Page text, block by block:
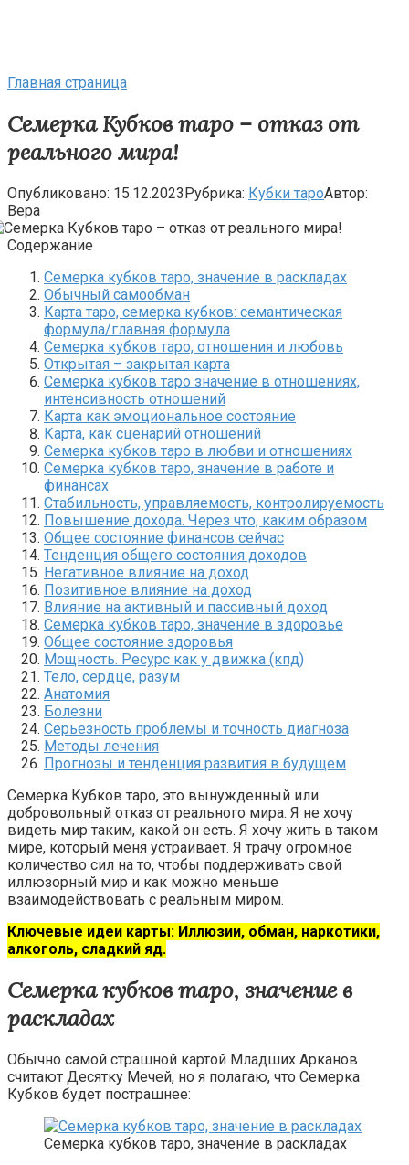
Главная страница
Семерка Кубков таро – отказ от
реального мира!
Опубликовано: 15.12.2023Рубрика: Кубки тароАвтор:
Вера
Содержание
Cемерка кубков таро, значение в раскладах
Обычный самообман
Карта таро, семерка кубков: семантическая
формула/главная формула
Семерка кубков таро, отношения и любовь
Открытая – закрытая карта
Семерка кубков таро значение в отношениях,
интенсивность отношений
Карта как эмоциональное состояние
Карта, как сценарий отношений
Семерка кубков таро в любви и отношениях
Семерка кубков таро, значение в работе и
финансах
Стабильность, управляемость, контролируемость
Повышение дохода. Через что, каким образом
Общее состояние финансов сейчас
Тенденция общего состояния доходов
Негативное влияние на доход
Позитивное влияние на доход
Влияние на активный и пассивный доход
Семерка кубков таро, значение в здоровье
Общее состояние здоровья
Мощность. Ресурс как у движка (кпд)
Тело, сердце, разум
Анатомия
Болезни
Серьезность проблемы и точность диагноза
Методы лечения
Прогнозы и тенденция развития в будущем
Семерка Кубков таро, это вынужденный или
добровольный отказ от реального мира. Я не хочу
видеть мир таким, какой он есть. Я хочу жить в таком
мире, который меня устраивает. Я трачу огромное
количество сил на то, чтобы поддерживать свой
иллюзорный мир и как можно меньше
взаимодействовать с реальным миром.
Ключевые идеи карты: Иллюзии, обман, наркотики,
алкоголь, сладкий яд.
Cемерка кубков таро, значение в
раскладах
Обычно самой страшной картой Младших Арканов
считают Десятку Мечей, но я полагаю, что Семерка
Кубков будет пострашнее:
Cемерка кубков таро, значение в раскладах